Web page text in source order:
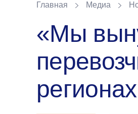
Главная Медиа
«Мы